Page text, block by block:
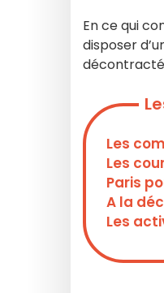
En ce qui
disposer
Les
Les
Paris
A la
Les